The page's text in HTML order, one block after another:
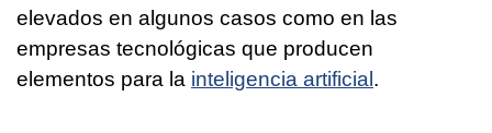
elevados en algunos casos como en las
empresas tecnológicas que producen
elementos para la inteligencia artificial.